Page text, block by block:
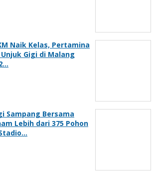
Naik Kelas, Pertamina
Gigi di Malang
Sampang Bersama
Lebih dari 375 Pohon